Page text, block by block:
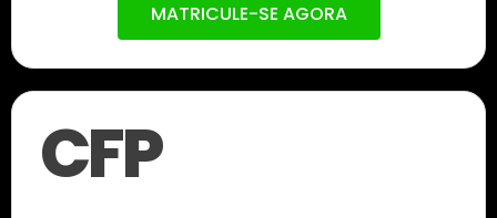
MATRICULE-SE AGORA
CFP